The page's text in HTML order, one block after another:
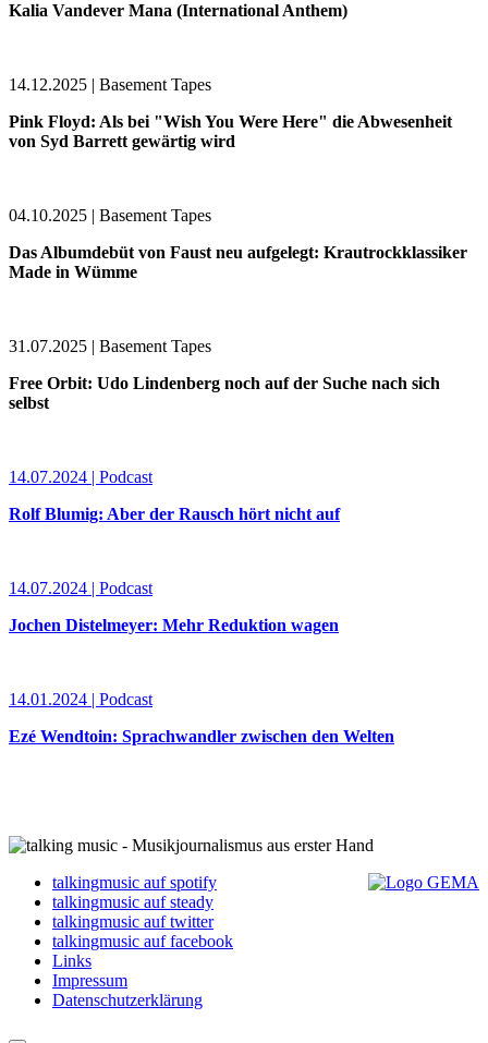
Kalia Vandever Mana (International Anthem)
14.12.2025 | Basement Tapes
Pink Floyd: Als bei "Wish You Were Here" die Abwesenheit
von Syd Barrett gewärtig wird
04.10.2025 | Basement Tapes
Das Albumdebüt von Faust neu aufgelegt: Krautrockklassiker
Made in Wümme
31.07.2025 | Basement Tapes
Free Orbit: Udo Lindenberg noch auf der Suche nach sich
selbst
14.07.2024 | Podcast
Rolf Blumig: Aber der Rausch hört nicht auf
14.07.2024 | Podcast
Jochen Distelmeyer: Mehr Reduktion wagen
14.01.2024 | Podcast
Ezé Wendtoin: Sprachwandler zwischen den Welten
talkingmusic auf spotify
talkingmusic auf steady
talkingmusic auf twitter
talkingmusic auf facebook
Links
Impressum
Datenschutzerklärung